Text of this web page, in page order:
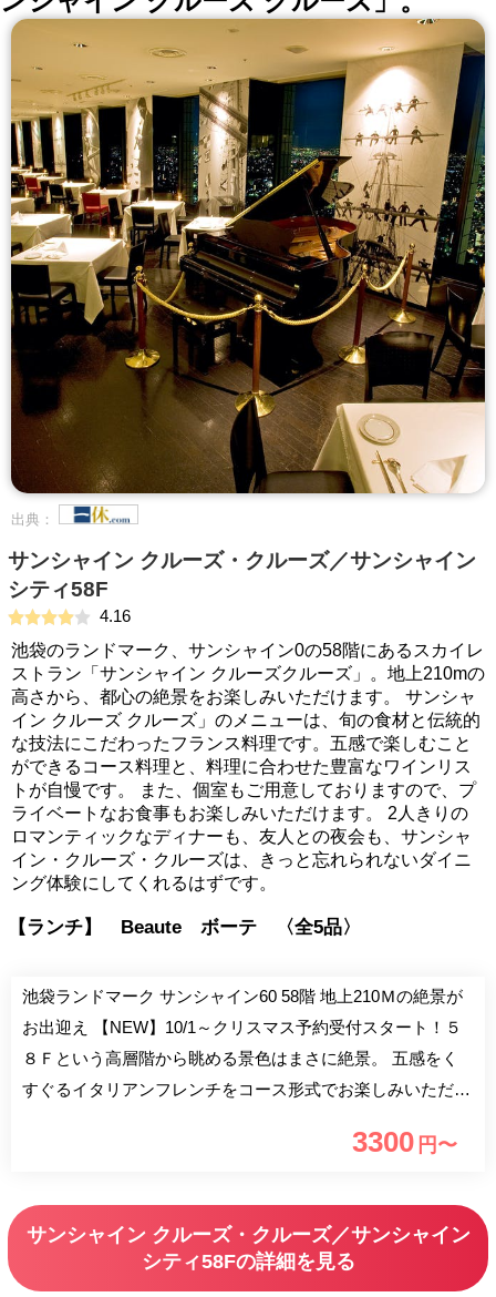
出典：
サンシャイン クルーズ・クルーズ／サンシャイン
シティ58F
4.16
池袋のランドマーク、サンシャイン0の58階にあるスカイレ
ストラン「サンシャイン クルーズクルーズ」。地上210mの
高さから、都心の絶景をお楽しみいただけます。 サンシャ
イン クルーズ クルーズ」のメニューは、旬の食材と伝統的
な技法にこだわったフランス料理です。五感で楽しむこと
ができるコース料理と、料理に合わせた豊富なワインリス
トが自慢です。 また、個室もご用意しておりますので、プ
ライベートなお食事もお楽しみいただけます。 2人きりの
ロマンティックなディナーも、友人との夜会も、サンシャ
イン・クルーズ・クルーズは、きっと忘れられないダイニ
ング体験にしてくれるはずです。
【ランチ】 Beaute ボーテ 〈全5品〉
池袋ランドマーク サンシャイン60 58階 地上210Ｍの絶景が
お出迎え 【NEW】10/1～クリスマス予約受付スタート！５
８Ｆという高層階から眺める景色はまさに絶景。 五感をく
すぐるイタリアンフレンチをコース形式でお楽しみいただけ
ート。 新生活様式に即したウイルス感染防止対策を実施し
です。 ■記念日・誕生日・各種お祝いにアニバーサリーコー
ス10,000円～ ■【各種イベント・宴席】少人数から大人数ま
で対応可能・音響機材・映像機器など設備充実 ■大小全13個
3300 円〜
サンシャイン クルーズ・クルーズ／サンシャイン
シティ58Fの詳細を見る